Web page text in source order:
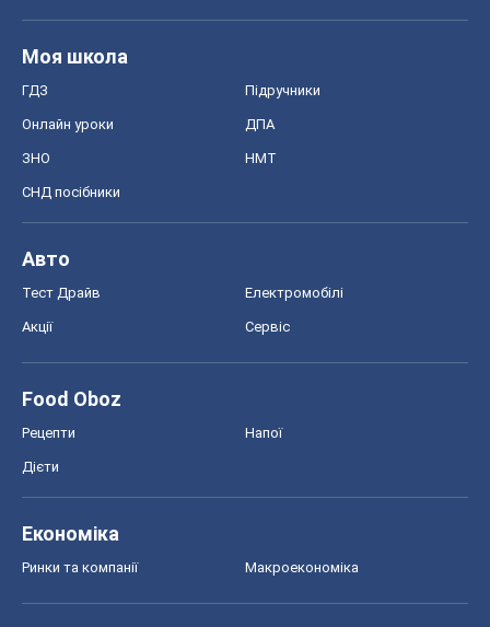
Моя школа
ГДЗ Підручники
Онлайн уроки ДПА
ЗНО НМТ
СНД посібники
Авто
Тест Драйв Електромобілі
Акції Сервіс
Food Oboz
Рецепти Напої
Дієти
Економіка
Ринки та компанії Макроекономіка